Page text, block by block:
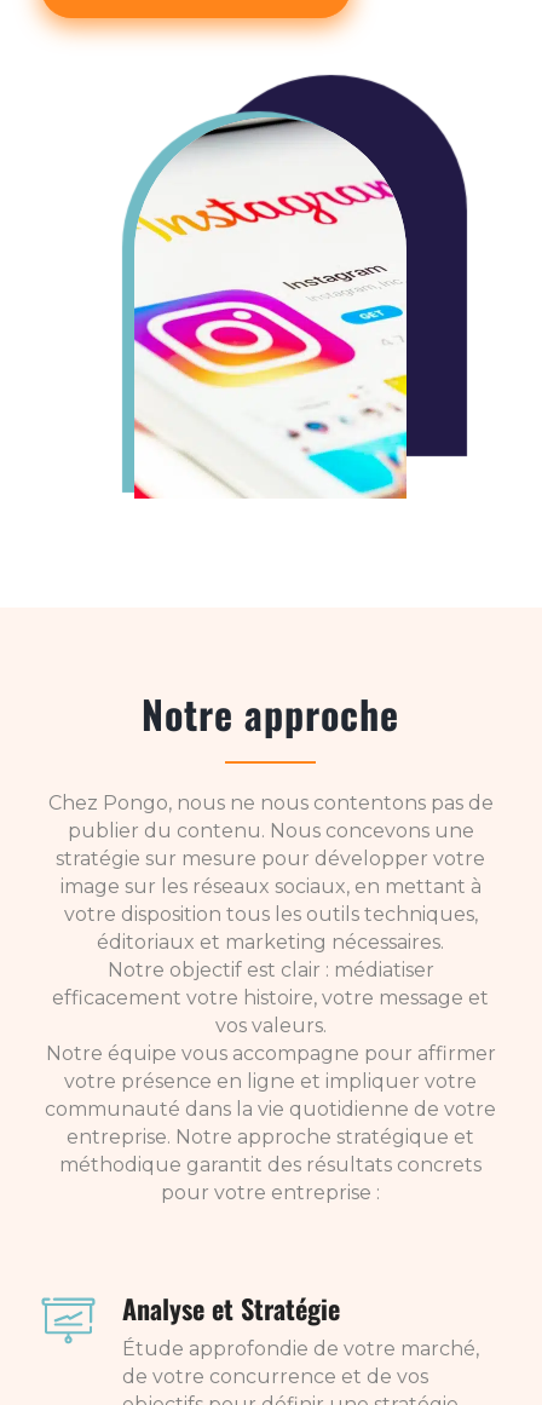
Notre approche
Chez Pongo, nous ne nous contentons pas de
publier du contenu. Nous concevons une
stratégie sur mesure pour développer votre
image sur les réseaux sociaux, en mettant à
votre disposition tous les outils techniques,
éditoriaux et marketing nécessaires.
Notre objectif est clair : médiatiser
efficacement votre histoire, votre message et
vos valeurs.
Notre équipe vous accompagne pour affirmer
votre présence en ligne et impliquer votre
communauté dans la vie quotidienne de votre
entreprise. Notre approche stratégique et
méthodique garantit des résultats concrets
pour votre entreprise :
Analyse et Stratégie
Étude approfondie de votre marché,
de votre concurrence et de vos